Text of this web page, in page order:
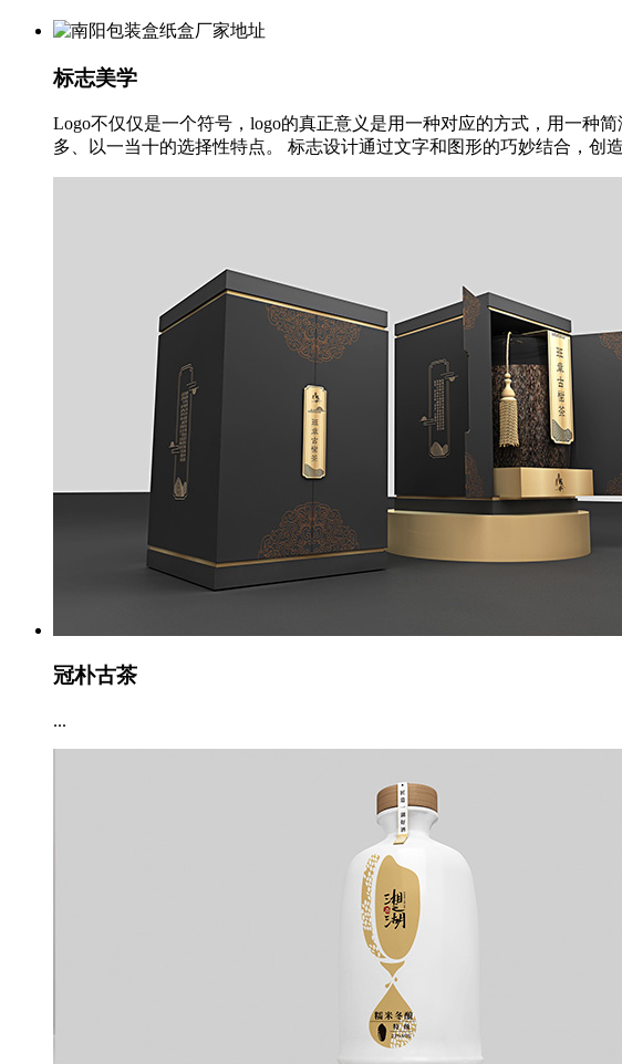
标志美学
Logo不仅仅是一个符号，logo的真正意义是用一种对应的方式，用一种
多、以一当十的选择性特点。 标志设计通过文字和图形的巧妙结合，创
冠朴古茶
...